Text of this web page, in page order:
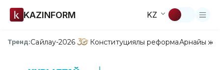
KAZINFORM KZ
Тренд:Сайлау-2026 Конституциялық реформаАрнайы